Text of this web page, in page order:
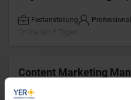
Festanstellung Professional
Content Marketing
Arbeitnehmerüberlassung